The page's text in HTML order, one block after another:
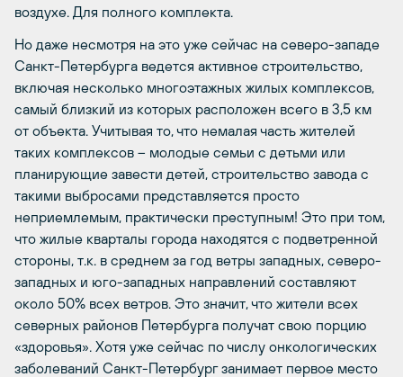
воздухе. Для полного комплекта.
Но даже несмотря на это уже сейчас на северо-западе
Санкт-Петербурга ведется активное строительство,
включая несколько многоэтажных жилых комплексов,
самый близкий из которых расположен всего в 3,5 км
от объекта. Учитывая то, что немалая часть жителей
таких комплексов – молодые семьи с детьми или
планирующие завести детей, строительство завода с
такими выбросами представляется просто
неприемлемым, практически преступным! Это при том,
что жилые кварталы города находятся с подветренной
стороны, т.к. в среднем за год ветры западных, северо-
западных и юго-западных направлений составляют
около 50% всех ветров. Это значит, что жители всех
северных районов Петербурга получат свою порцию
«здоровья». Хотя уже сейчас по числу онкологических
заболеваний Санкт-Петербург занимает первое место